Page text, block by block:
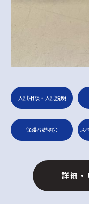
入試相談・入試説明
保護者説明会 ス
詳細